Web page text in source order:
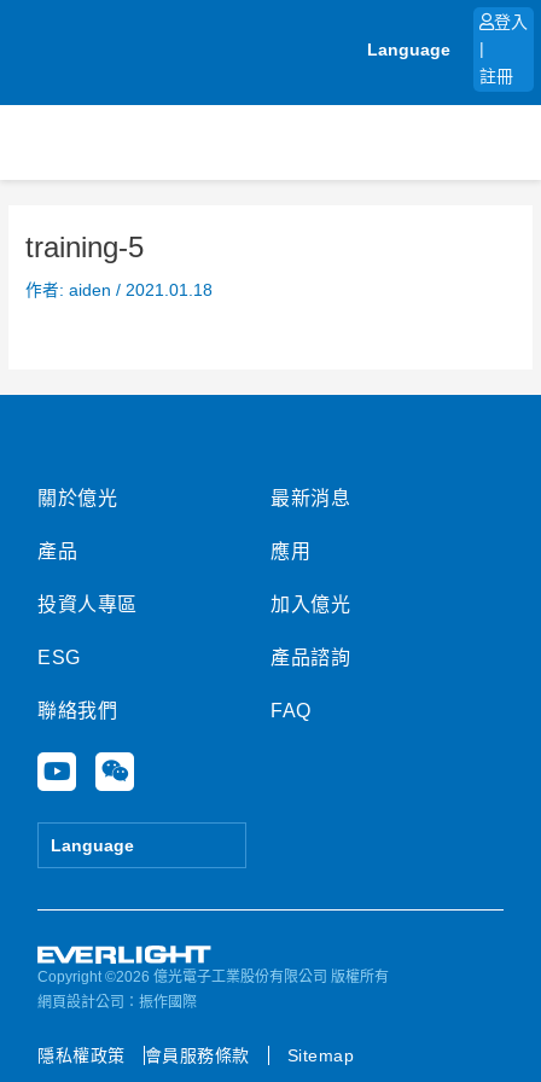
Language
登入
註冊
training-5
作者:aiden/ 2021.01.18
關於億光
產品
投資人專區
ESG
聯絡我們
Y
o
u
e
W
e
i
Language
最新消息
應用
加入億光
產品諮詢
FAQ
Copyright ©2026 億光電子工業股份有限公司 版權所有
網頁設計公司 ：振作國際
隱私權政策 會員服務條款 Sitemap